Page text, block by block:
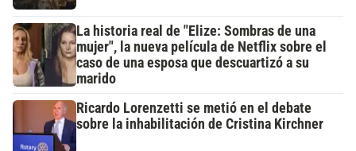
La historia real de "Elize: Sombras de una
mujer", la nueva película de Netflix sobre el
caso de una esposa que descuartizó a su
marido
Ricardo Lorenzetti se metió en el debate
sobre la inhabilitación de Cristina Kirchner